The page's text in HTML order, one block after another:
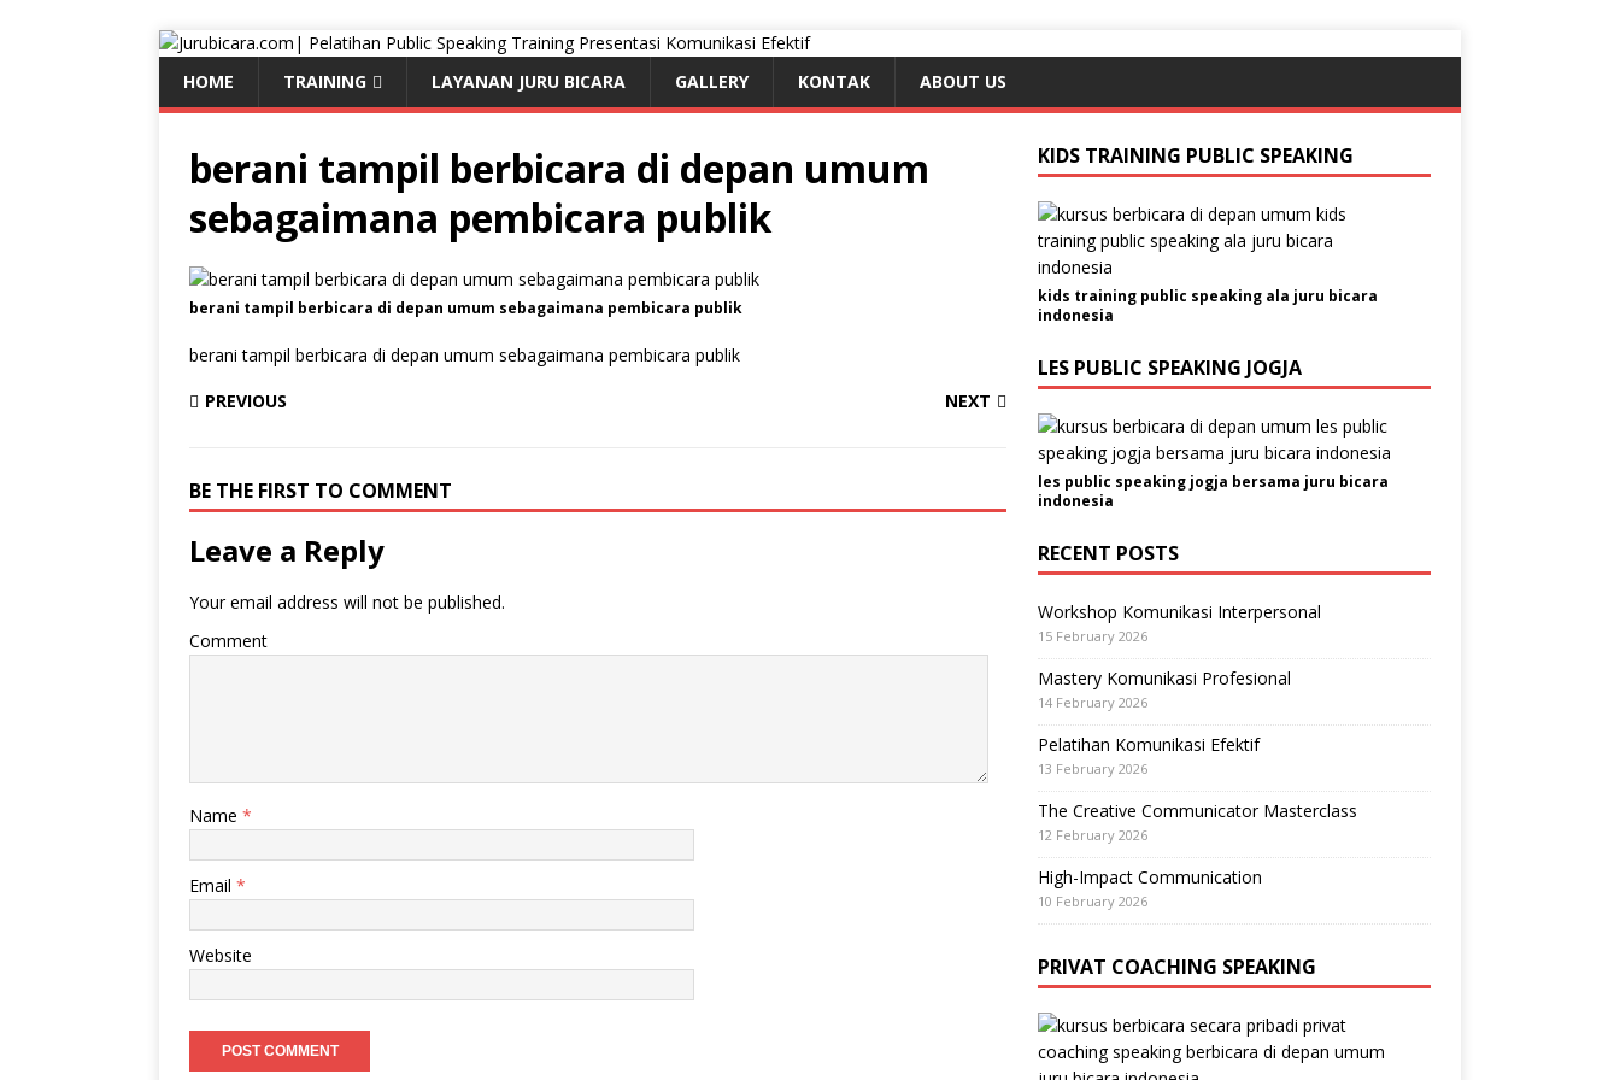
HOME TRAINING LAYANAN JURU BICARA GALLERY KONTAK ABOUT US
berani tampil berbicara di depan umum
sebagaimana pembicara publik
berani tampil berbicara di depan umum sebagaimana pembicara publik
berani tampil berbicara di depan umum sebagaimana pembicara publik
PREVIOUS
NEXT
BE THE FIRST TO COMMENT
Leave a Reply
Your email address will not be published.
Comment
Name *
Email *
Website
KIDS TRAINING PUBLIC SPEAKING
kids training public speaking ala juru bicara
indonesia
LES PUBLIC SPEAKING JOGJA
les public speaking jogja bersama juru bicara
indonesia
RECENT POSTS
Workshop Komunikasi Interpersonal
15 February 2026
Mastery Komunikasi Profesional
14 February 2026
Pelatihan Komunikasi Efektif
13 February 2026
The Creative Communicator Masterclass
12 February 2026
High-Impact Communication
10 February 2026
PRIVAT COACHING SPEAKING